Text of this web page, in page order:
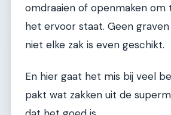
omdraaien of openmaken om
het ervoor staat. Geen graven
niet elke zak is even geschikt.
En hier gaat het mis bij veel
pakt wat zakken uit de